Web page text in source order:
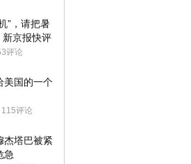
”，请把暑
京报快评
评论
美国的一个
115评论
杰塔巴被紧
急